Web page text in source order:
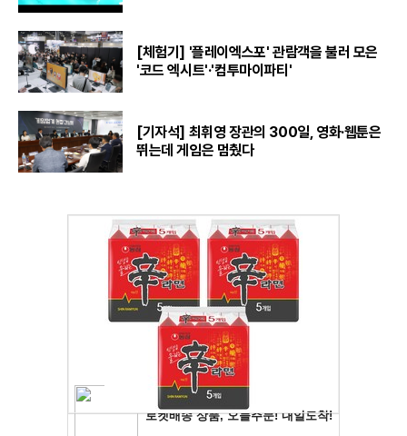
[체험기] '플레이엑스포' 관람객을 불러 모은
'코드 엑시트'·'컴투마이파티'
[기자석] 최휘영 장관의 300일, 영화·웹툰은
뛰는데 게임은 멈췄다